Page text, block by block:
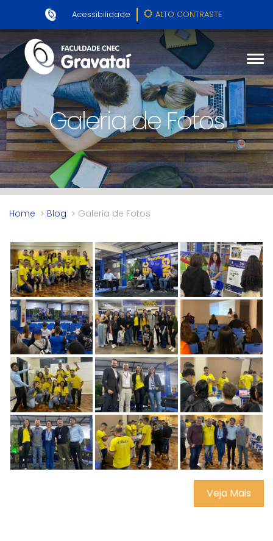
Acessibilidade ALTO CONTRASTE
Galeria de Fotos
Home Blog Galeria de Fotos
Veja Mais